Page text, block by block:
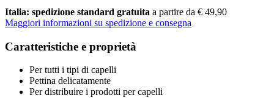
Italia: spedizione standard gratuita a partire da € 49,90
Maggiori informazioni su spedizione e consegna
Caratteristiche e proprietà
Per tutti i tipi di capelli
Pettina delicatamente
Per distribuire i prodotti per capelli